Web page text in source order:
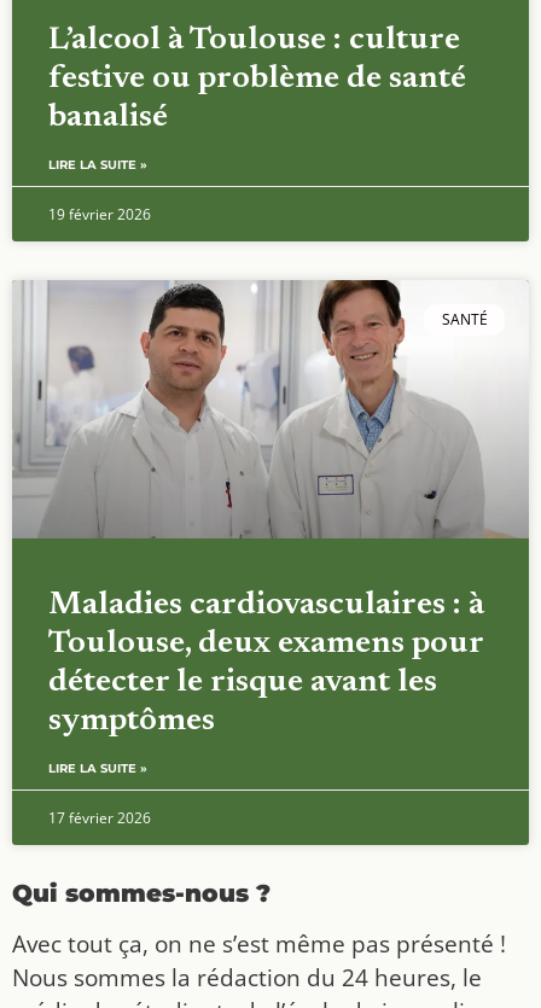
L’alcool à Toulouse : culture
festive ou problème de santé
banalisé
LIRE LA SUITE »
19 février 2026
SANTÉ
Maladies cardiovasculaires : à
Toulouse, deux examens pour
détecter le risque avant les
symptômes
LIRE LA SUITE »
17 février 2026
Qui sommes-nous ?
Avec tout ça, on ne s’est même pas présenté !
Nous sommes la rédaction du 24 heures, le